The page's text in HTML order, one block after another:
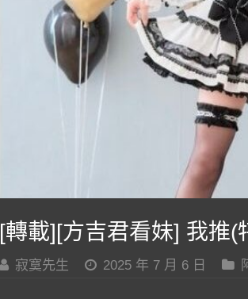
[轉載][方吉君看妹] 我推(
寂寞先生 2025 年 7 月 6 日